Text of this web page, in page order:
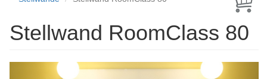
Stellwand RoomClass 80
Previous